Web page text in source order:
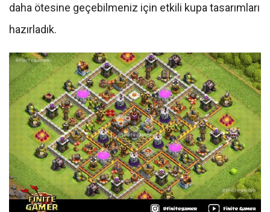
daha ötesine geçebilmeniz için etkili kupa tasarımları
hazırladık.